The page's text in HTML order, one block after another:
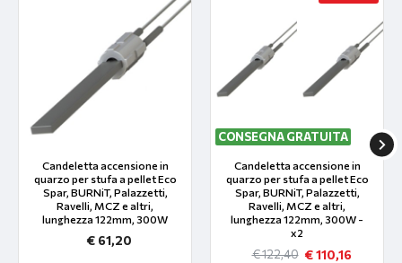
Candeletta accensione in
quarzo per stufa a pellet Eco
Spar, BURNiT, Palazzetti,
Ravelli, MCZ e altri,
lunghezza 122mm, 300W
€ 61,20
CONSEGNA GRATUITA
Candeletta accensione in
quarzo per stufa a pellet Eco
Spar, BURNiT, Palazzetti,
Ravelli, MCZ e altri,
lunghezza 122mm, 300W -
x2
€ 110,16
€ 122,40